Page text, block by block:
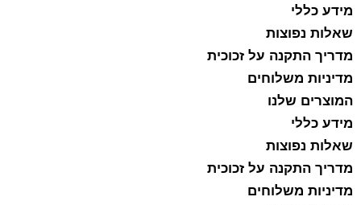
מידע כללי
שאלות נפוצות
מדריך התקנה על זכוכית
מדיניות משלוחים
המוצרים שלנו
מידע כללי
שאלות נפוצות
מדריך התקנה על זכוכית
מדיניות משלוחים